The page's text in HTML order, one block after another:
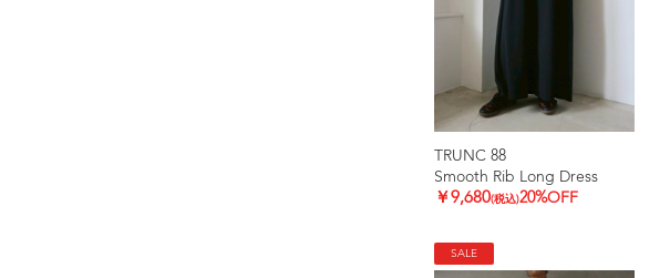
TRUNC 88
Smooth Rib Long Dress
￥9,680(税込)20%OFF
SALE